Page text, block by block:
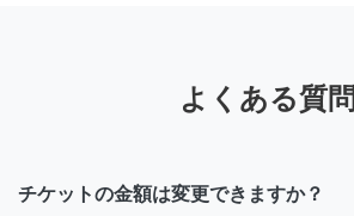
よくある質問
チケットの金額は変更できますか？